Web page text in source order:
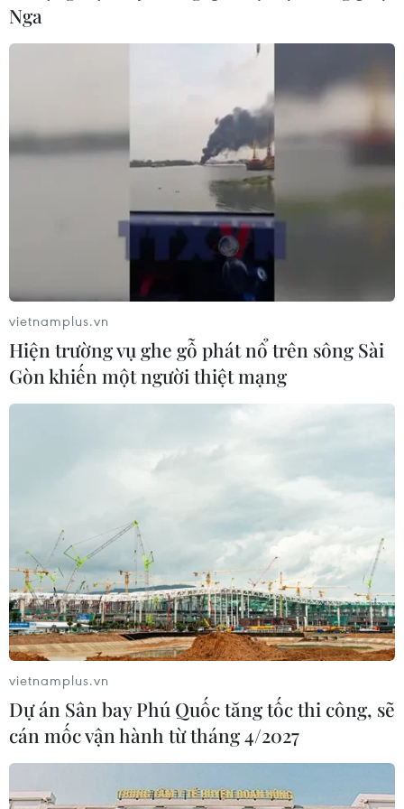
Đội tuyển Việt Nam: Bùi Tiến Dũng được
triệu tập thay Đỗ Duy Mạnh
Trung vệ Bùi Tiến Dũng đã được HLV Philippe Troussie
triệu tập bổ sung vào danh sách Đội tuyển Việt Nam để
thay cho Duy Mạnh, chuẩn bị cho Vòng loại World Cup
2026.
Nga
vietnamplus.vn
Hiện trường vụ ghe gỗ phát nổ trên sông Sài
Gòn khiến một người thiệt mạng
vietnamplus.vn
Dự án Sân bay Phú Quốc tăng tốc thi công, sẽ
cán mốc vận hành từ tháng 4/2027